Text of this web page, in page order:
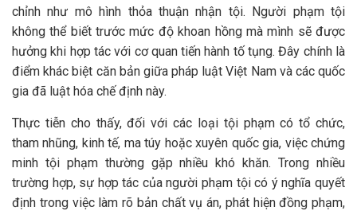
chỉnh như mô hình thỏa thuận nhận tội. Người phạm tội
không thể biết trước mức độ khoan hồng mà mình sẽ được
hưởng khi hợp tác với cơ quan tiến hành tố tụng. Đây chính là
điểm khác biệt căn bản giữa pháp luật Việt Nam và các quốc
gia đã luật hóa chế định này.
Thực tiễn cho thấy, đối với các loại tội phạm có tổ chức,
tham nhũng, kinh tế, ma túy hoặc xuyên quốc gia, việc chứng
minh tội phạm thường gặp nhiều khó khăn. Trong nhiều
trường hợp, sự hợp tác của người phạm tội có ý nghĩa quyết
định trong việc làm rõ bản chất vụ án, phát hiện đồng phạm,